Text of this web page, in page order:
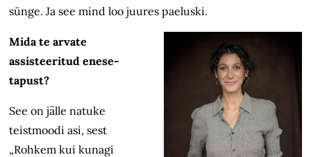
sünge. Ja see mind loo juures paeluski.
Mida te arvate
assisteeritud enese­
tapust?
See on jälle natuke
teistmoodi asi, sest
„Rohkem kui kunagi